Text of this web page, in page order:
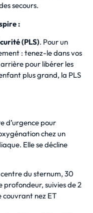
secours.
:
(PLS). Pour un
: tenez-le dans vos
pour libérer les
plus grand, la PLS
d’urgence pour
chez un
Elle se décline
du sternum, 30
profondeur, suivies de 2
nez ET